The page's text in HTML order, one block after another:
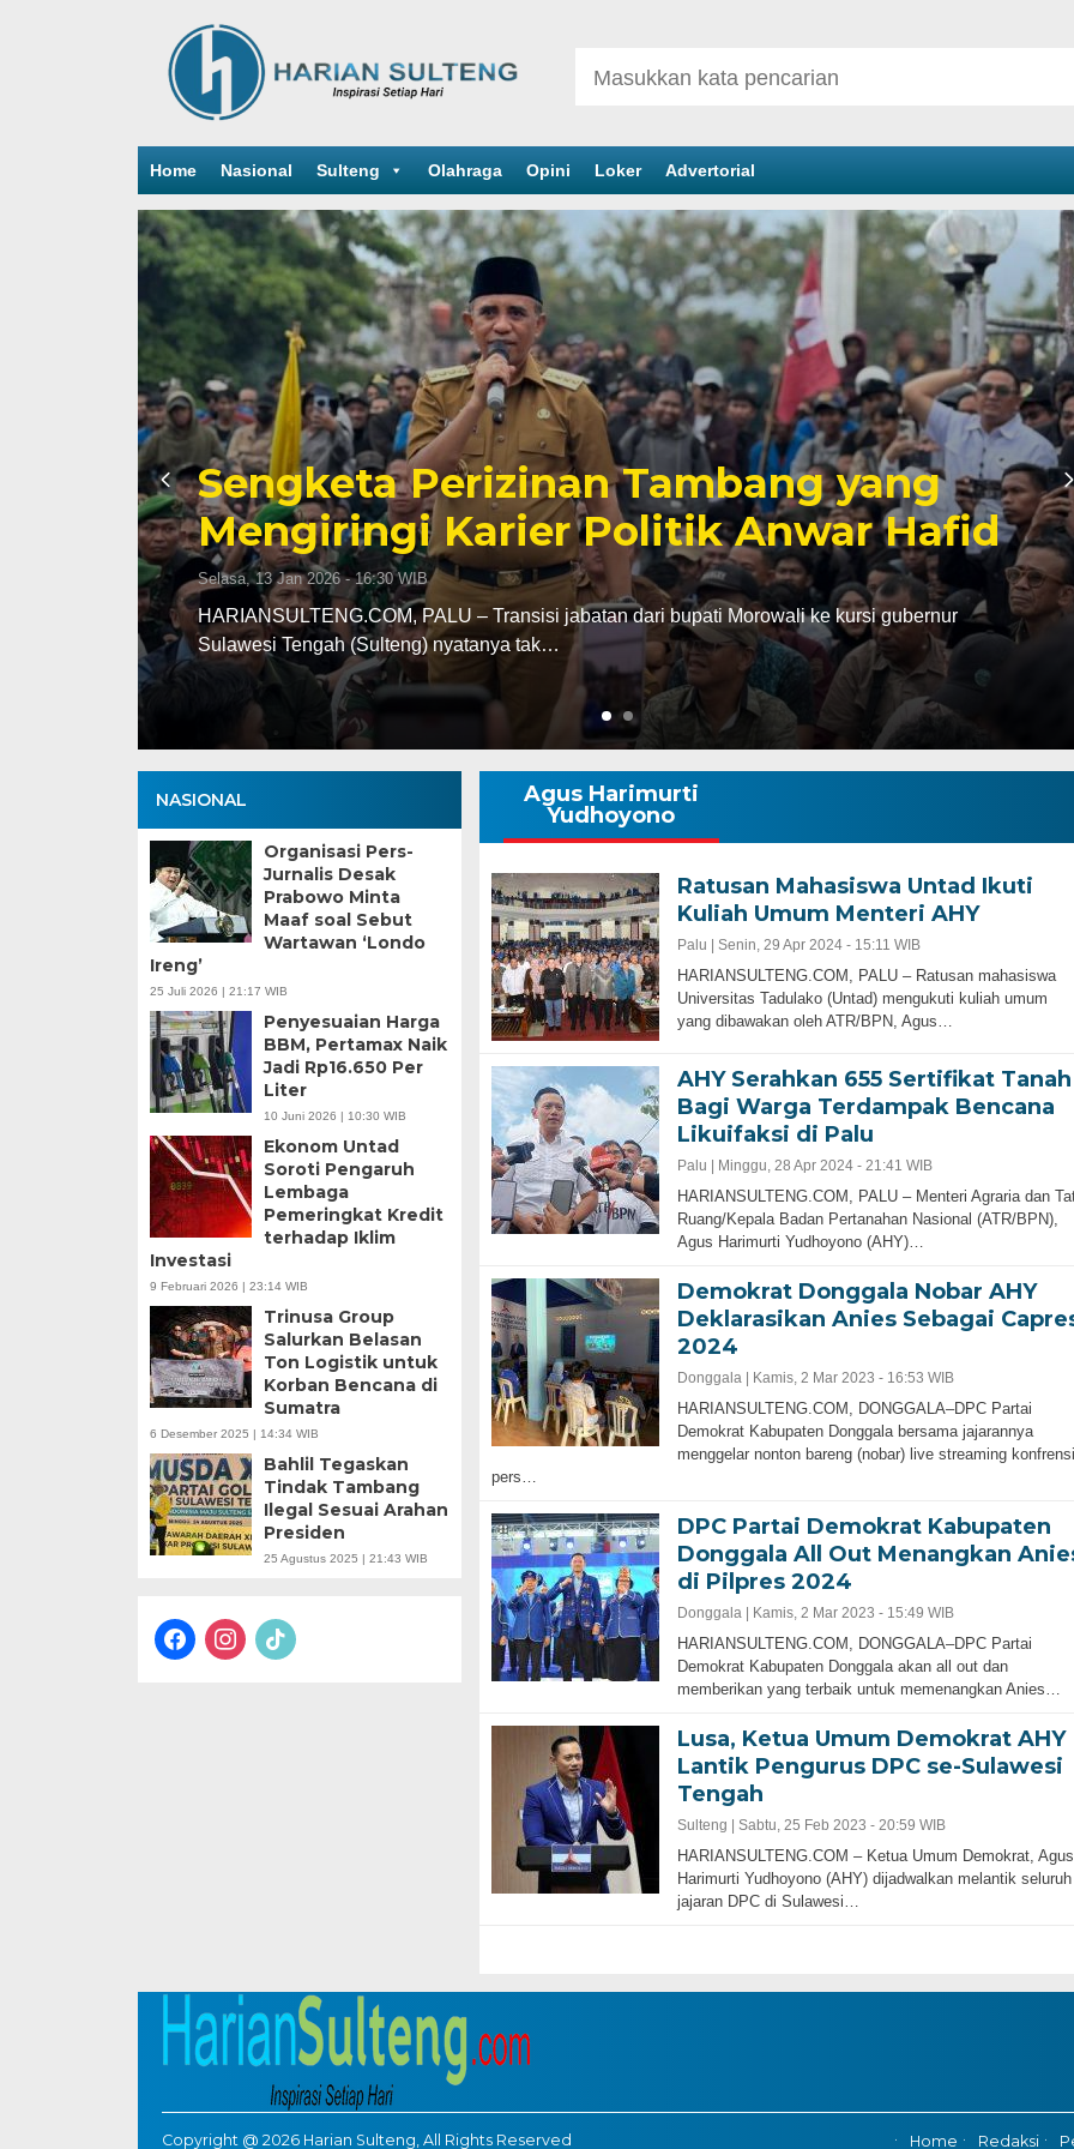
Home Nasional Sulteng Olahraga Opini Loker Advertorial
Sengketa Perizinan Tambang yang
Mengiringi Karier Politik Anwar Hafid
Selasa, 13 Jan 2026 - 16:30 WIB
HARIANSULTENG.COM, PALU – Transisi jabatan dari bupati Morowali ke kursi gubernur
Sulawesi Tengah (Sulteng) nyatanya tak…
NASIONAL
Organisasi Pers-
Jurnalis Desak
Prabowo Minta
Maaf soal Sebut
Wartawan ‘Londo
Ireng’
25 Juli 2026 | 21:17 WIB
Penyesuaian Harga
BBM, Pertamax Naik
Jadi Rp16.650 Per
Liter
10 Juni 2026 | 10:30 WIB
Ekonom Untad
Soroti Pengaruh
Lembaga
Pemeringkat Kredit
terhadap Iklim
Investasi
9 Februari 2026 | 23:14 WIB
Trinusa Group
Salurkan Belasan
Ton Logistik untuk
Korban Bencana di
Sumatra
6 Desember 2025 | 14:34 WIB
Bahlil Tegaskan
Tindak Tambang
Ilegal Sesuai Arahan
Presiden
25 Agustus 2025 | 21:43 WIB
facebookinstagram
tiktok
Agus Harimurti
Yudhoyono
Ratusan Mahasiswa Untad Ikuti
Kuliah Umum Menteri AHY
Palu | Senin, 29 Apr 2024 - 15:11 WIB
HARIANSULTENG.COM, PALU – Ratusan mahasiswa
Universitas Tadulako (Untad) mengukuti kuliah umum
yang dibawakan oleh ATR/BPN, Agus…
AHY Serahkan 655 Sertifikat Tanah
Bagi Warga Terdampak Bencana
Likuifaksi di Palu
Palu | Minggu, 28 Apr 2024 - 21:41 WIB
HARIANSULTENG.COM, PALU – Menteri Agraria dan
Ruang/Kepala Badan Pertanahan Nasional (ATR/BPN),
Agus Harimurti Yudhoyono (AHY)…
Demokrat Donggala Nobar AHY
Deklarasikan Anies Sebagai
2024
Donggala | Kamis, 2 Mar 2023 - 16:53 WIB
HARIANSULTENG.COM, DONGGALA–DPC Partai
Demokrat Kabupaten Donggala bersama jajarannya
menggelar nonton bareng (nobar) live streaming konfrensi
pers…
DPC Partai Demokrat Kabupaten
Donggala All Out Menangkan
di Pilpres 2024
Donggala | Kamis, 2 Mar 2023 - 15:49 WIB
HARIANSULTENG.COM, DONGGALA–DPC Partai
Demokrat Kabupaten Donggala akan all out dan
memberikan yang terbaik untuk memenangkan Anies…
Lusa, Ketua Umum Demokrat AHY
Lantik Pengurus DPC se-Sulawesi
Tengah
Sulteng | Sabtu, 25 Feb 2023 - 20:59 WIB
HARIANSULTENG.COM – Ketua Umum Demokrat, Agus
Harimurti Yudhoyono (AHY) dijadwalkan melantik seluruh
jajaran DPC di Sulawesi…
Copyright @ 2026 Harian Sulteng, All Rights Reserved Home Redaksi